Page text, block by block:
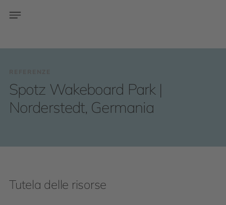
Spotz Wakeboard Park |
Norderstedt, Germania
Tutela delle risorse